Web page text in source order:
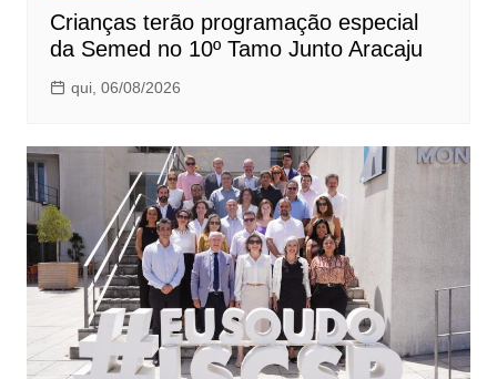
Crianças terão programação especial
da Semed no 10º Tamo Junto Aracaju
qui, 06/08/2026